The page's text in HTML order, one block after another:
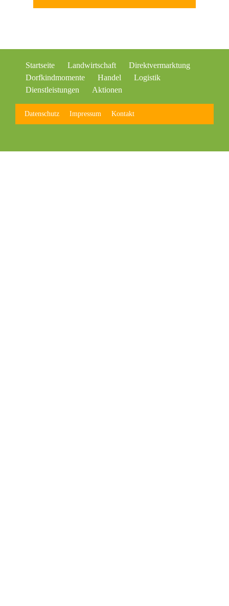
Startseite Landwirtschaft
Direktvermarktung
Dorfkindmomente
Handel
Logistik
Dienstleistungen
Aktionen
Datenschutz Impressum Kontakt